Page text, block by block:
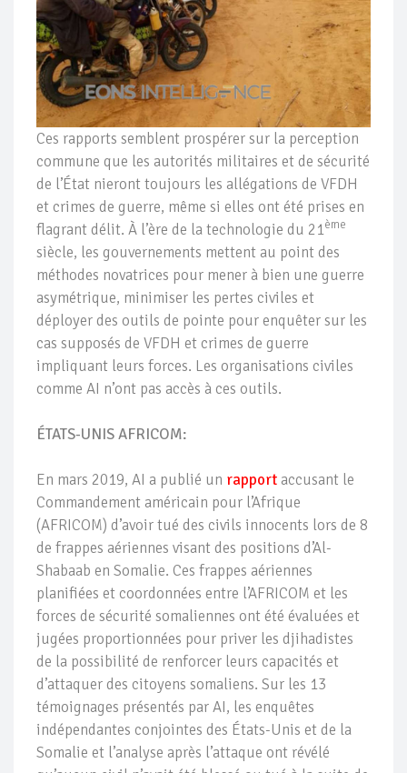
Ces rapports semblent prospérer sur la perception
commune que les autorités militaires et de sécurité
de l’État nieront toujours les allégations de VFDH
et crimes de guerre, même si elles ont été prises en
flagrant délit. À l’ère de la technologie du 21ème
siècle, les gouvernements mettent au point des
méthodes novatrices pour mener à bien une guerre
asymétrique, minimiser les pertes civiles et
déployer des outils de pointe pour enquêter sur les
cas supposés de VFDH et crimes de guerre
impliquant leurs forces. Les organisations civiles
comme AI n’ont pas accès à ces outils.
ÉTATS-UNIS AFRICOM:
En mars 2019, AI a publié un rapport accusant le
Commandement américain pour l’Afrique
(AFRICOM) d’avoir tué des civils innocents lors de 8
de frappes aériennes visant des positions d’Al-
Shabaab en Somalie. Ces frappes aériennes
planifiées et coordonnées entre l’AFRICOM et les
forces de sécurité somaliennes ont été évaluées et
jugées proportionnées pour priver les djihadistes
de la possibilité de renforcer leurs capacités et
d’attaquer des citoyens somaliens. Sur les 13
témoignages présentés par AI, les enquêtes
indépendantes conjointes des États-Unis et de la
Somalie et l’analyse après l’attaque ont révélé